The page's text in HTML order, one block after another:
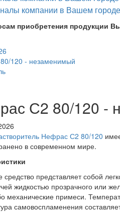
приобретения продукции
120 - незаменимый
С2 80/120 -
Нефрас С2 80/120
в современном мире.
средство представляет собой
жидкостью прозрачного или
механические примеси.
самовоспламенения